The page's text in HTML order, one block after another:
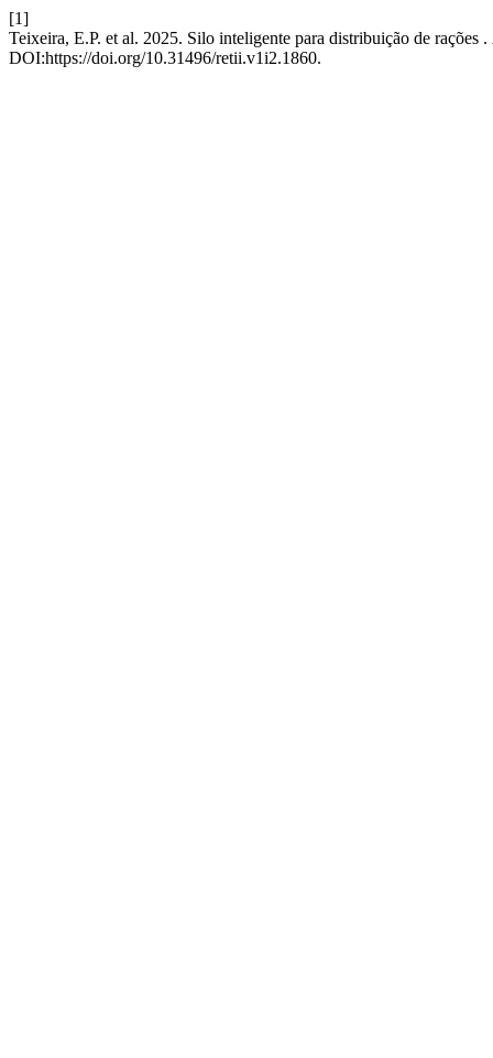
[1]
Teixeira, E.P. et al. 2025. Silo inteligente para distribuição de rações .
DOI:https://doi.org/10.31496/retii.v1i2.1860.